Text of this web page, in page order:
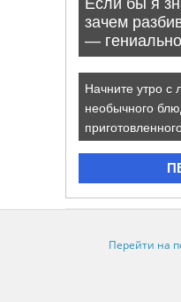
Перейти на